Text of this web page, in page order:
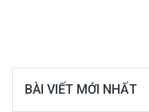
BÀI VIẾT MỚI NHẤT